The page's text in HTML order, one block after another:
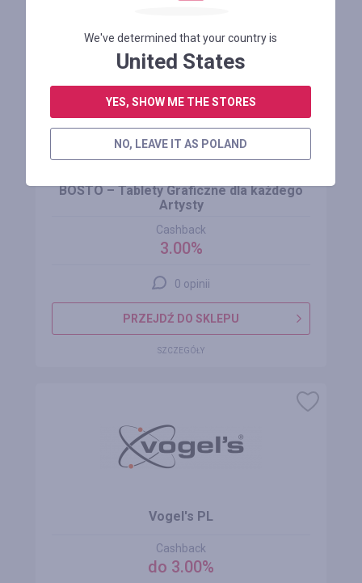
BOSTO – Tablety Graficzne dla każdego
Artysty
Cashback
3.00%
0 opinii
PRZEJDŹ DO SKLEPU
SZCZEGÓŁY
Vogel's PL
Cashback
do 3.00%
We've determined that your country is
United States
YES, SHOW ME THE STORES
NO, LEAVE IT AS POLAND